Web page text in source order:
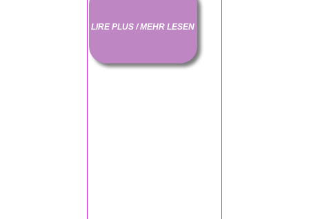
LIRE PLUS / MEHR LESEN